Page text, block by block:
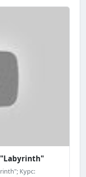
"Labyrinth"
Курс: